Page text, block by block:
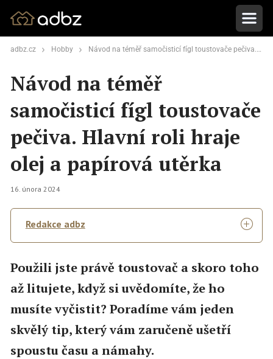
adbz.cz Hobby Návod na téměř samočisticí fígl toustovače pečiva. Hlavní roli hraje olej a papírová utěrka
Návod na téměř
samočisticí fígl toustovače
pečiva. Hlavní roli hraje
olej a papírová utěrka
16. února 2024
Redakce adbz
Použili jste právě toustovač a skoro toho
až litujete, když si uvědomíte, že ho
musíte vyčistit? Poradíme vám jeden
skvělý tip, který vám zaručeně ušetří
spoustu času a námahy.